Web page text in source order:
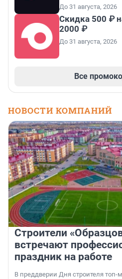
До 31 августа, 2026
Скидка 500 ₽
2000 ₽
До 31 августа, 2026
Все
НОВОСТИ КОМПАНИЙ
Строители
встречают
праздник на работе
В преддверии Дня строителя